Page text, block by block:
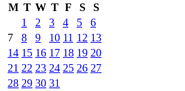
M T W T F S S
1 2 3 4 5
6
7
8 9 10 11 12 13
14 15 16 17 18 19 20
21 22 23 24 25 26 27
28 29 30 31